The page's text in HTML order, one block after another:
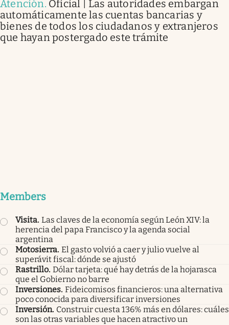
Atención. Oficial | Las autoridades embargan
automáticamente las cuentas bancarias y
bienes de todos los ciudadanos y extranjeros
que hayan postergado este trámite
Members
Visita. Las claves de la economía según León XIV: la
herencia del papa Francisco y la agenda social
argentina
Motosierra. El gasto volvió a caer y julio vuelve al
superávit fiscal: dónde se ajustó
Rastrillo. Dólar tarjeta: qué hay detrás de la hojarasca
que el Gobierno no barre
Inversiones. Fideicomisos financieros: una alternativa
poco conocida para diversificar inversiones
Inversión. Construir cuesta 136% más en dólares: cuáles
son las otras variables que hacen atractivo un